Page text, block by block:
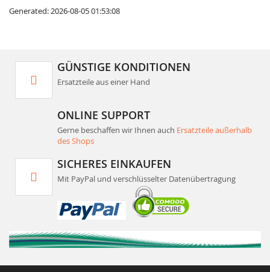
Generated: 2026-08-05 01:53:08
GÜNSTIGE KONDITIONEN
Ersatzteile aus einer Hand
ONLINE SUPPORT
Gerne beschaffen wir Ihnen auch Ersatzteile außerhalb
des Shops
SICHERES EINKAUFEN
Mit PayPal und verschlüsselter Datenübertragung